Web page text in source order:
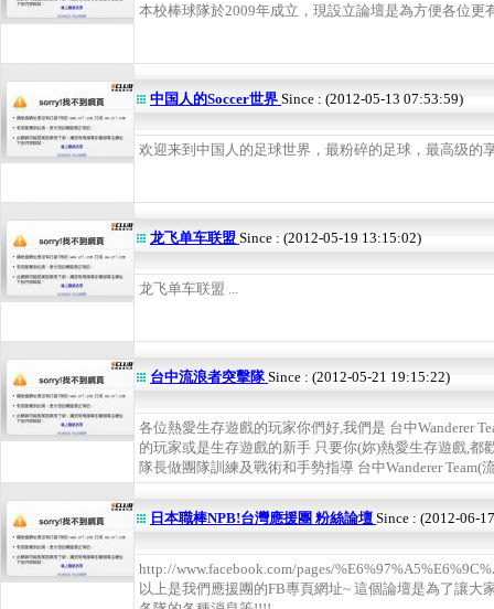
本校棒球隊於2009年成立，現設立論壇是為方便各位更
中国人的Soccer世界 Since : (2012-05-13 07:53:59)
欢迎来到中国人的足球世界，最粉碎的足球，最高级的
龙飞单车联盟 Since : (2012-05-19 13:15:02)
龙飞单车联盟 ...
台中流浪者突擊隊Since : (2012-05-21 19:15:22)
各位熱愛生存遊戲的玩家你們好,我們是 台中Wanderer
的玩家或是生存遊戲的新手 只要你(妳)熱愛生存遊戲,
隊長做團隊訓練及戰術和手勢指導 台中Wanderer Team(
日本職棒NPB!台灣應援團 粉絲論壇 Since : (2012-06-
http://www.facebook.com/pages/
以上是我們應援團的FB專頁網址~ 這個論壇是為了讓